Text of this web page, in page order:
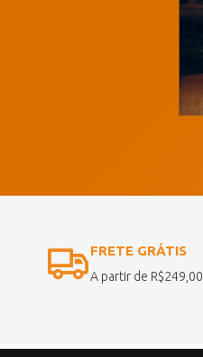
FRETE GRÁTIS
A partir de R$249,00